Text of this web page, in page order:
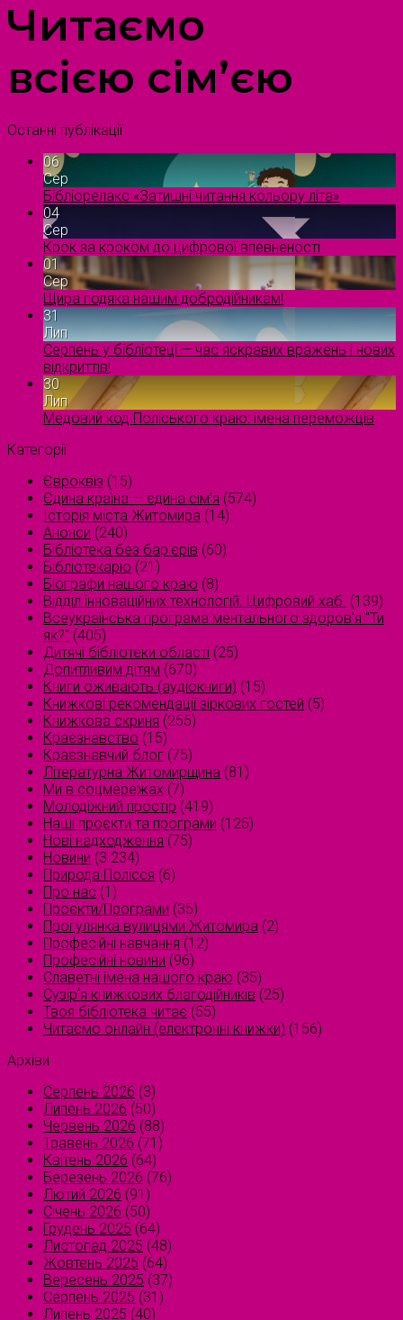
Читаємо
всією сім’єю
Останні публікації
06
Сер
Бібліорелакс «Затишні читання кольору літа»
04
Сер
Крок за кроком до цифрової впевненості
01
Сер
Щира подяка нашим добродійникам!
31
Лип
Серпень у бібліотеці — час яскравих вражень і нових
відкриттів!
30
Лип
Медовий код Поліського краю: імена переможців
Категорії
Євроквіз (15)
Єдина країна — єдина сім’я (574)
Історія міста Житомира (14)
Анонси (240)
Бібліотека без бар'єрів (60)
Бібліотекарю (21)
Біографи нашого краю (8)
Відділ інноваційних технологій. Цифровий хаб. (139)
Всеукраїнська програма ментального здоров'я "Ти
як?" (405)
Дитячі бібліотеки області (25)
Допитливим дітям (670)
Книги оживають (аудіокниги) (15)
Книжкові рекомендації зіркових гостей (5)
Книжкова скриня (255)
Краєзнавство (15)
Краєзнавчий блог (75)
Літературна Житомирщина (81)
Ми в соцмережах (7)
Молодіжний простір (419)
Наші проєкти та програми (125)
Нові надходження (75)
Новини (3 234)
Природа Полісся (6)
Про нас (1)
Проєкти/Програми (35)
Прогулянка вулицями Житомира (2)
Професійні навчання (12)
Професійні новини (96)
Славетні імена нашого краю (35)
Сузірʼя книжкових благодійників (25)
Твоя бібліотека читає (55)
Читаємо онлайн (електронні книжки) (156)
Архіви
Серпень 2026 (3)
Липень 2026 (50)
Червень 2026 (88)
Травень 2026 (71)
Квітень 2026 (64)
Березень 2026 (76)
Лютий 2026 (91)
Січень 2026 (50)
Грудень 2025 (64)
Листопад 2025 (48)
Жовтень 2025 (64)
Вересень 2025 (37)
Серпень 2025 (31)
Липень 2025 (40)